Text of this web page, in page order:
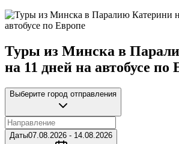
Туры из Минска в
на 11 дней на автобусе по
Выберите город отправления
Даты07.08.2026 - 14.08.2026